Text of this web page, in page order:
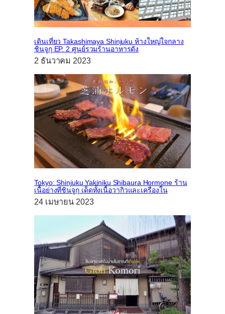
เดินเที่ยว Takashimaya Shinjuku ห้างใหญ่ใจกลาง
ชินจูกุ EP. 2 ศูนย์รวมร้านอาหารดัง
2 ธันวาคม 2023
Tokyo: Shinjuku Yakiniku Shibaura Hormone ร้าน
เนื้อย่างที่ชินจูกุ เด็ดทั้งเนื้อวากิวและเครื่องใน
24 เมษายน 2023